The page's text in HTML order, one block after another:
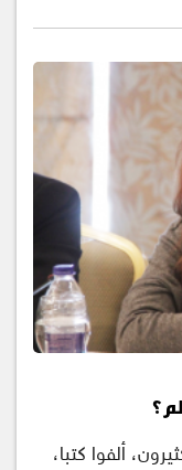
ألفوا كتبا،